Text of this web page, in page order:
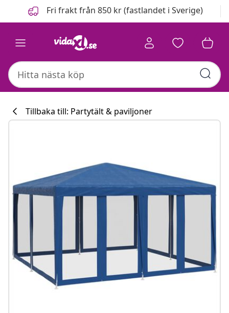
FöregåendeFri frakt från 850 kr (fastlandet i Sverige)
Tillbaka till: Partytält & paviljoner